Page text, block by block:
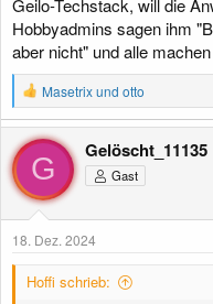
Hobbyadmins sagen ihm
aber nicht" und alle
R
e
a
k
t
i
o
n
n
Masetrixund otto
G
Gelöscht_11135
Gast
18. Dez. 2024
Hoffi schrieb: